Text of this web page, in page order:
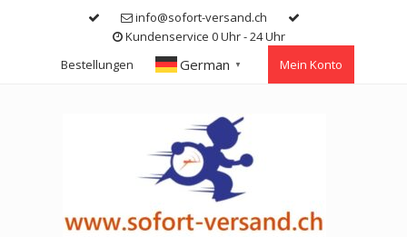
info@sofort-versand.ch
Kundenservice 0 Uhr - 24 Uhr
Bestellungen
German ▼ Mein Konto